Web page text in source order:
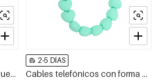
Cables telefónicos con pequeños corazones
2-5 DÍAS
Cables telefónicos con forma de corazón atrevido